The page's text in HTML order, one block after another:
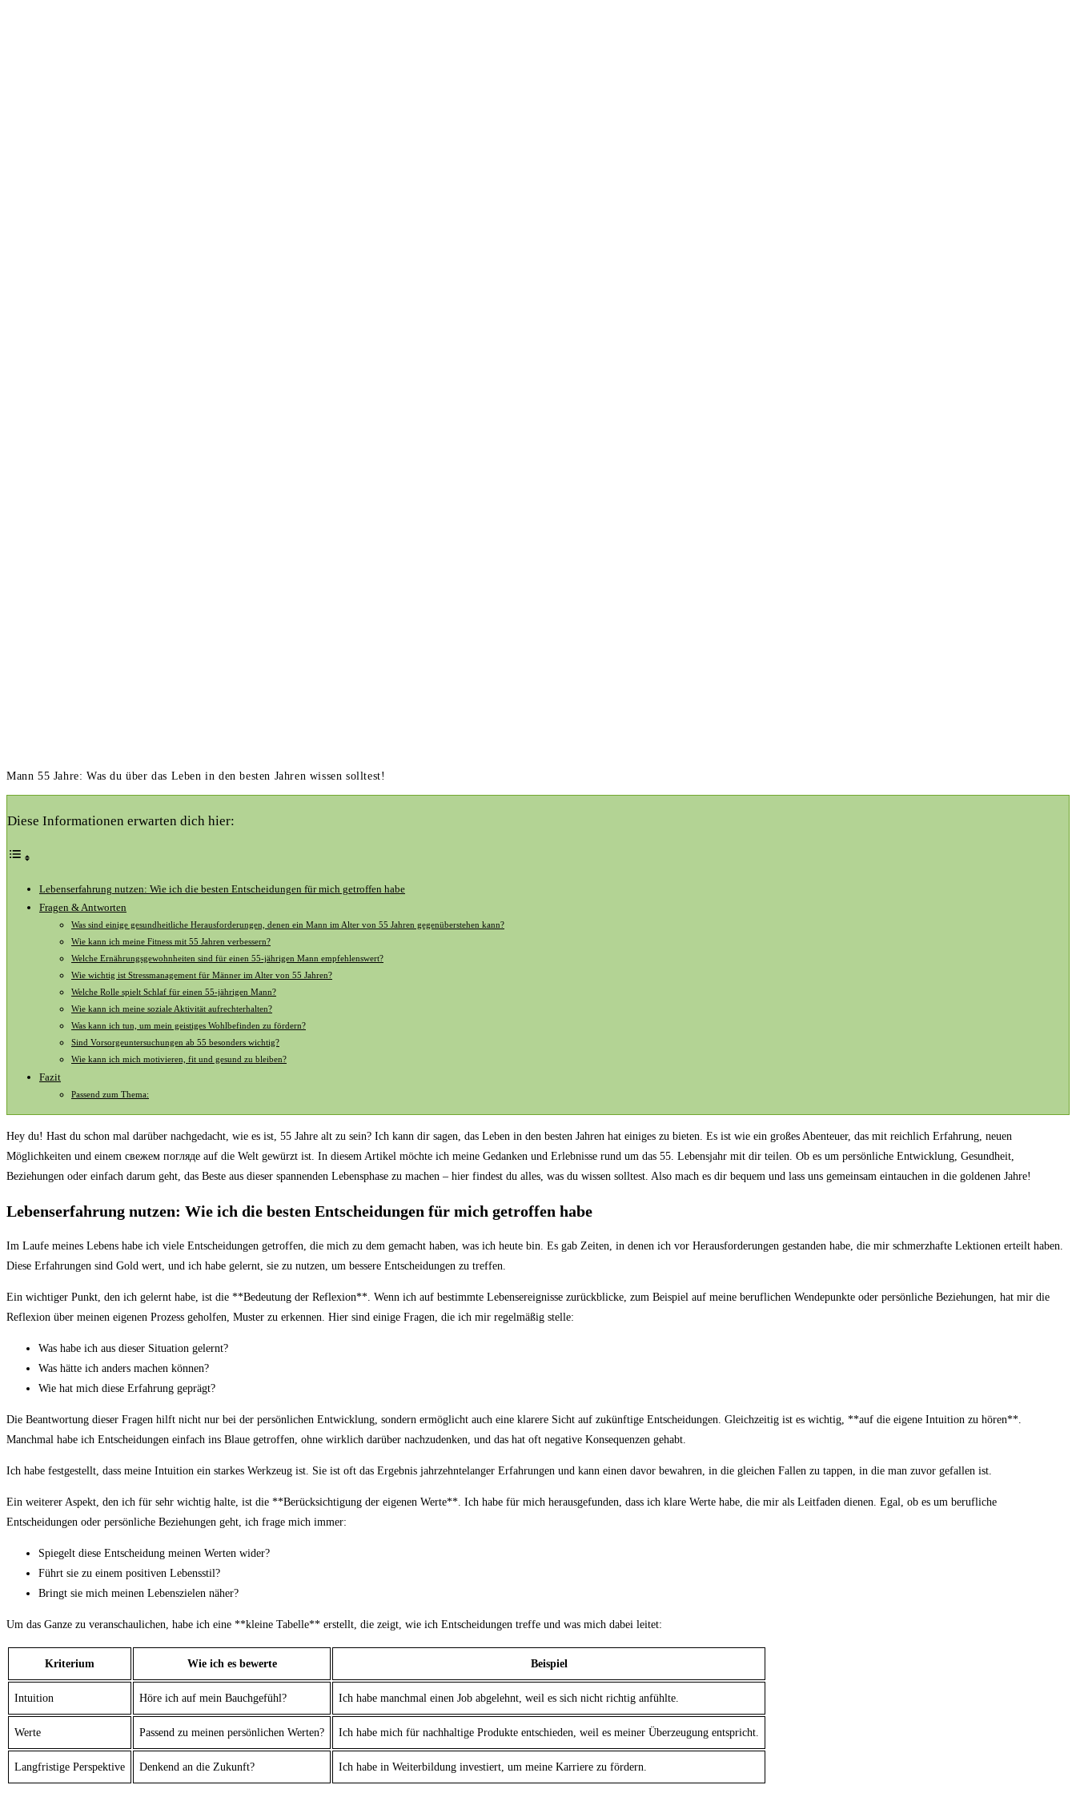
Mann 55 Jahre: Was du über das Leben in den besten Jahren wissen solltest!
Diese Informationen erwarten dich hier:
Lebenserfahrung nutzen:​ Wie‌ ich die besten Entscheidungen für mich getroffen habe
Fragen & Antworten
Was sind einige gesundheitliche Herausforderungen, denen ein Mann im Alter von 55 Jahren gegenüberstehen kann?
Wie kann ich meine Fitness mit ‌55 Jahren verbessern?
Welche Ernährungsgewohnheiten sind⁢ für einen ⁣55-jährigen Mann empfehlenswert?
Wie wichtig ​ist Stressmanagement für Männer im Alter von 55 Jahren?
Welche Rolle spielt Schlaf für einen 55-jährigen Mann?
Wie kann ich⁣ meine soziale Aktivität aufrechterhalten?
Was kann ich tun, um mein geistiges Wohlbefinden zu fördern?
Sind Vorsorgeuntersuchungen ab 55 besonders wichtig?
Wie kann ich mich motivieren, fit und gesund zu bleiben?
Fazit
Passend zum Thema:
Hey⁢ du! Hast du schon mal darüber nachgedacht, wie ⁣es ist, 55 Jahre alt zu sein? Ich kann dir sagen,⁢ das Leben in den besten Jahren hat⁢ einiges zu bieten. Es ist wie ein großes Abenteuer, das mit reichlich Erfahrung, neuen
Möglichkeiten und einem свежем погляде auf die Welt gewürzt ist. In diesem Artikel möchte ich meine Gedanken und‍ Erlebnisse‍ rund um⁤ das‌ 55. Lebensjahr mit dir teilen. Ob ⁤es um persönliche Entwicklung, Gesundheit,
Beziehungen oder ⁢einfach darum geht, das Beste aus dieser spannenden Lebensphase zu machen – hier findest ⁢du alles, was du⁣ wissen solltest. Also mach es dir bequem und lass uns gemeinsam eintauchen in die goldenen Jahre!
Lebenserfahrung nutzen:​ Wie‌ ich die besten Entscheidungen für mich getroffen habe
Im ‍Laufe‍ meines Lebens habe ich viele Entscheidungen getroffen,​ die mich zu dem gemacht haben, was ich heute bin. Es gab Zeiten, in denen ich vor Herausforderungen gestanden habe, die mir schmerzhafte Lektionen erteilt haben.
Diese Erfahrungen sind Gold⁢ wert, und ich habe gelernt, sie zu nutzen, um bessere Entscheidungen zu treffen.
Ein wichtiger Punkt, den ich gelernt habe, ist die **Bedeutung der Reflexion**. Wenn ‍ich auf bestimmte Lebensereignisse zurückblicke, zum Beispiel auf ‍meine beruflichen Wendepunkte oder persönliche Beziehungen, hat mir die
Reflexion über‍ meinen eigenen Prozess geholfen, Muster zu erkennen. Hier sind⁣ einige Fragen, die ich mir regelmäßig stelle:
Was habe ich ⁢aus dieser Situation gelernt?
Was hätte ich anders machen können?
Wie hat mich diese Erfahrung‌ geprägt?
Die Beantwortung dieser Fragen hilft nicht nur bei der persönlichen Entwicklung, sondern ermöglicht auch eine klarere Sicht auf zukünftige⁤ Entscheidungen. Gleichzeitig ist es wichtig, ‍**auf die eigene Intuition zu hören**.‌
Manchmal habe ich Entscheidungen einfach ins Blaue getroffen, ohne wirklich darüber ⁢nachzudenken, und⁣ das hat oft negative‌ Konsequenzen gehabt.
Ich habe‍ festgestellt, ⁢dass meine Intuition ein starkes Werkzeug ist. Sie ist oft das Ergebnis ‌jahrzehntelanger Erfahrungen und kann einen ‌davor ‌bewahren, in die‍ gleichen Fallen zu tappen, in die⁤ man zuvor gefallen ist.
Ein weiterer Aspekt, ⁢den ⁢ich für sehr wichtig⁤ halte, ⁤ist die **Berücksichtigung der eigenen Werte**. ⁤Ich​ habe für mich herausgefunden, dass ich⁢ klare Werte habe,‍ die mir als Leitfaden dienen. Egal,‌ ob es um berufliche
Entscheidungen oder persönliche Beziehungen geht, ich frage mich immer:
Spiegelt⁣ diese Entscheidung meinen Werten wider?
Führt sie zu einem positiven Lebensstil?
Bringt⁣ sie mich meinen Lebenszielen‌ näher?
Um das Ganze zu veranschaulichen, ⁢habe ‌ich eine **kleine Tabelle** erstellt, die zeigt, wie ich Entscheidungen treffe und was mich dabei ⁢leitet:
Kriterium Wie ich es bewerte Beispiel
Intuition Höre ich auf mein Bauchgefühl? Ich habe manchmal⁢ einen Job abgelehnt, weil es sich‍ nicht richtig anfühlte.
Werte Passend zu meinen persönlichen Werten? Ich habe mich für nachhaltige Produkte‍ entschieden,‌ weil es meiner Überzeugung entspricht.
Langfristige⁤ Perspektive Denkend an die Zukunft? Ich habe in Weiterbildung investiert, um meine Karriere zu fördern.